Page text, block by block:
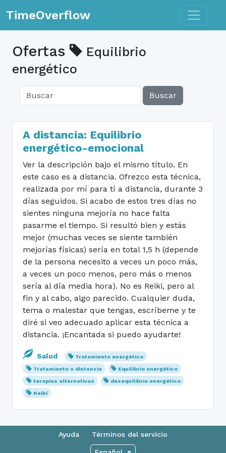
TimeOverflow Toggle
Ofertas
Equilibrio
energético
Buscar
A distancia: Equilibrio
energético-emocional
Ver la descripción bajo el mismo título. En
este caso es a distancia. Ofrezco esta técnica,
realizada por mí para tí a distancia, durante 3
días seguidos. Si acabo de estos tres días no
sientes ninguna mejoría no hace falta
pasarme el tiempo. Si resultó bien y estás
mejor (muchas veces se siente también
mejorías físicas) sería en total 1,5 h (depende
de la persona necesito a veces un poco más,
a veces un poco menos, pero más o menos
sería al día media hora). No es Reiki, pero al
fin y al cabo, algo parecido. Cualquier duda,
tema o malestar que tengas, escríbeme y te
diré si veo adecuado aplicar esta técnica a
distancia. ¡Encantada si puedo ayudarte!
Salud
Tratamiento energético
Tratamiento a distancia
Equilibrio energético
terapias alternativas
desequilibrio energético
Reiki
Ayuda Términos del servicio